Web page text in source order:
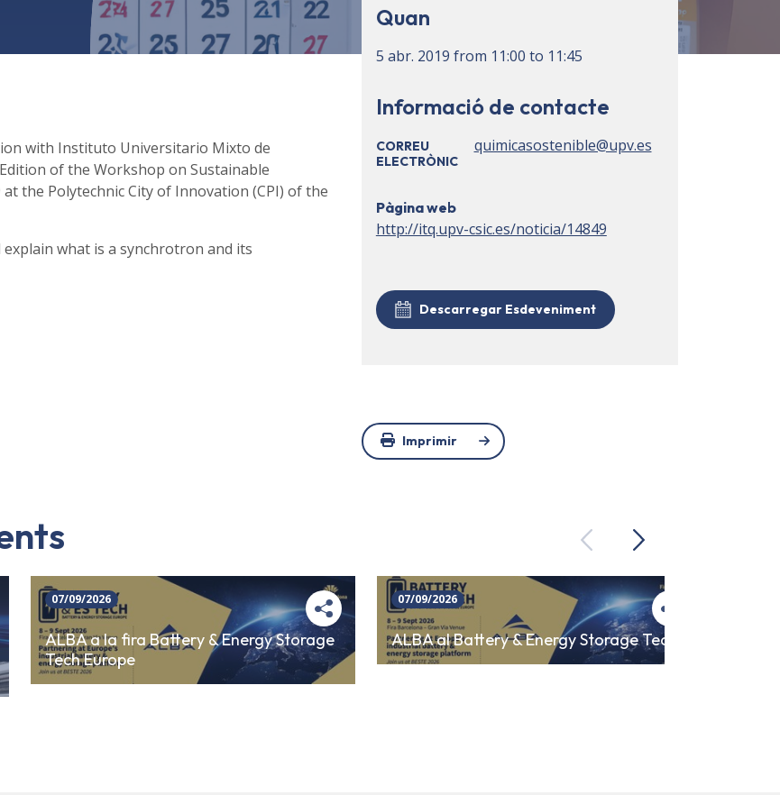
with Instituto Universitario Mixto de
of the Workshop on Sustainable
the Polytechnic City of Innovation (CPI) of the
what is a synchrotron and its
Quan
5 abr. 2019 from 11:00 to 11:45
Informació de contacte
CORREU
ELECTRÒNIC
quimicasostenible@upv.es
Pàgina web
http://itq.upv-csic.es/noticia/14849
Descarregar Esdeveniment
Imprimir
PreviousNext
07/09/2026
ALBA a la fira Battery & Energy Storage
Tech Europe
07/09/2026
ALBA al Battery & Energy Storage Tech